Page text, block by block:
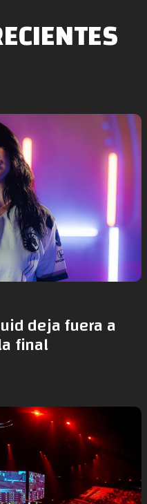
deja fuera a
final